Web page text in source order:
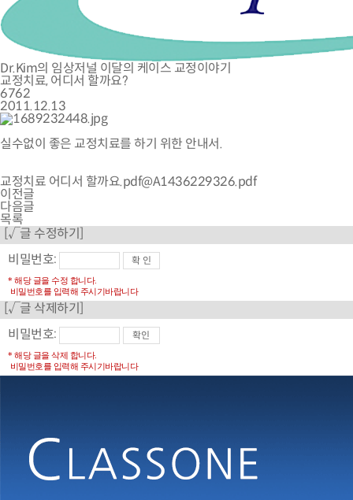
Dr.Kim의 임상저널 이달의 케이스 교정이야기
교정치료, 어디서 할까요?
6762
2011.12.13
실수없이 좋은 교정치료를 하기 위한 안내서.
교정치료 어디서 할까요.pdf@A1436229326.pdf
이전글
다음글
목록
[√글 수정하기]
비밀번호:
* 해당 글을 수정 합니다.
비밀번호를 입력해 주시기바랍니다
[√글 삭제하기]
비밀번호:
* 해당 글을 삭제 합니다.
비밀번호를 입력해 주시기바랍니다